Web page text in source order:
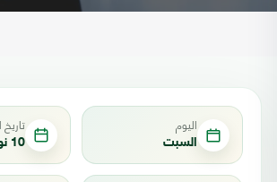
اليوم
السبت 10 نوفمبر 2018